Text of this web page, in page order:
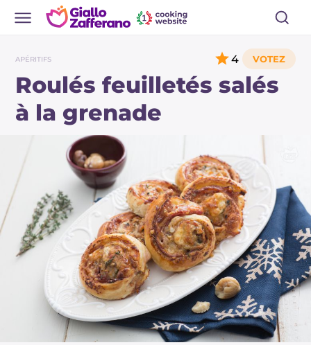
APÉRITIFS
Roulés feuilletés salés
à la grenade
4